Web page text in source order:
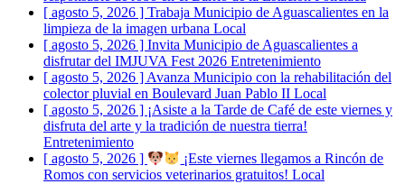
[ agosto 5, 2026 ] Trabaja Municipio de Aguascalientes en la
limpieza de la imagen urbana Local
[ agosto 5, 2026 ] Invita Municipio de Aguascalientes a
disfrutar del IMJUVA Fest 2026 Entretenimiento
[ agosto 5, 2026 ] Avanza Municipio con la rehabilitación del
colector pluvial en Boulevard Juan Pablo II Local
[ agosto 5, 2026 ] ¡Asiste a la Tarde de Café de este viernes y
disfruta del arte y la tradición de nuestra tierra!
Entretenimiento
[ agosto 5, 2026 ]
¡Este viernes llegamos a Rincón de
Romos con servicios veterinarios gratuitos! Local